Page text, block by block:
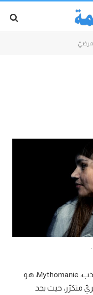
الكذب المَرضيّ، أو ما يُعرَف بهَوَس الكذب، Mythomanie، هو
متكرّر، حيث يجد